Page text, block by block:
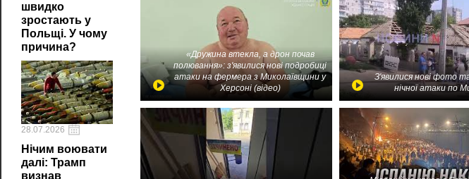
швидко
зростають у
Польщі. У чому
причина?
28.07.2026
Нічим воювати
далі: Трамп
визнав
«Дружина втекла, а дрон почав
полювання»: з'явилися нові подробиці
атаки на фермера з Миколаївщини у
Херсоні (відео)
З'явилися нові фото та
нічної атаки по